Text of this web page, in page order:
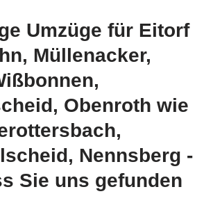
Umzüge für Eitorf
Müllenacker,
Obenroth wie
Nennsberg -
Sie uns gefunden